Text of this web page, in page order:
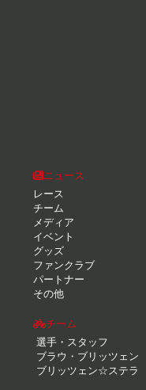
ニュース
レース
チーム
メディア
イベント
グッズ
ファンクラブ
パートナー
その他
チーム
選手・スタッフ
ブラウ・ブリッツェン
ブリッツェン☆ステラ